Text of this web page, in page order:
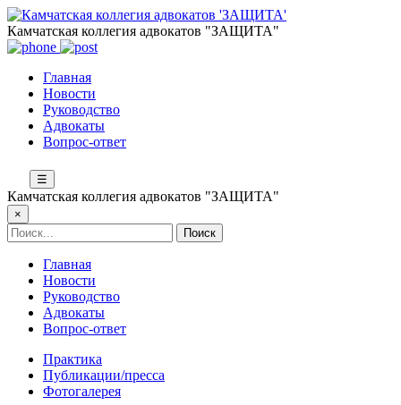
Камчатская коллегия адвокатов "ЗАЩИТА"
Главная
Новости
Руководство
Адвокаты
Вопрос-ответ
☰
Камчатская коллегия адвокатов "ЗАЩИТА"
×
Главная
Новости
Руководство
Адвокаты
Вопрос-ответ
Практика
Публикации/пресса
Фотогалерея